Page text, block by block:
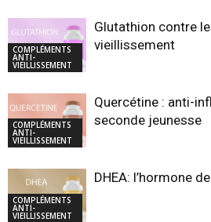
COMPLÉMENTS
ANTI-
VIEILLISSEMENT
Glutathion contre
vieillissement
COMPLÉMENTS
ANTI-
VIEILLISSEMENT
Quercétine : anti-
seconde jeunesse
COMPLÉMENTS
ANTI-
VIEILLISSEMENT
DHEA: l’hormone